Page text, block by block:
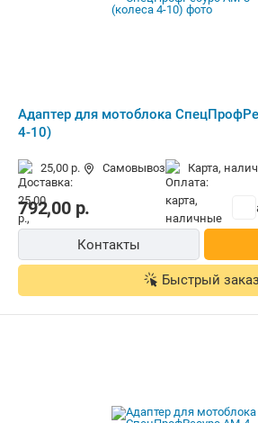
Адаптер для мотоблока
4-10)
25,00 р. Самовывоз карта,
792,00р.
Контакты
Быстрый заказ